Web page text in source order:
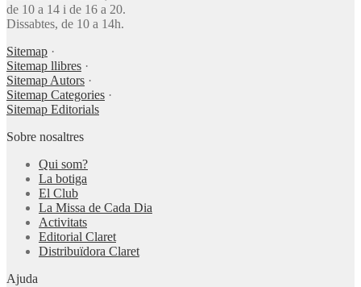
de 10 a 14 i de 16 a 20.
Dissabtes, de 10 a 14h.
Sitemap ·
Sitemap llibres ·
Sitemap Autors ·
Sitemap Categories ·
Sitemap Editorials
Sobre nosaltres
Qui som?
La botiga
El Club
La Missa de Cada Dia
Activitats
Editorial Claret
Distribuïdora Claret
Ajuda